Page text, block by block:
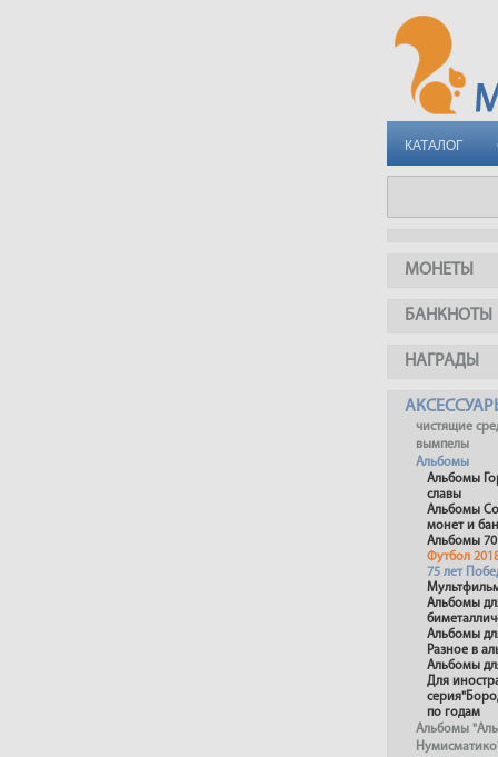
КАТАЛОГ
МОНЕТЫ
БАНКНОТЫ
НАГРАДЫ
чистящие
вымпелы
Альбомы
Альбомы
славы
Альбомы
монет и
Альбомы
Футбол
75 лет
Альбомы
Альбомы
Разное в
Альбомы
Для
по годам
Альбомы